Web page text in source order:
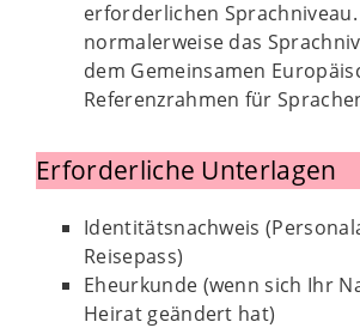
erforderlichen
normalerweise das
dem Gemeinsamen
Referenzrahmen für
Erforderliche Unterlagen
Identitätsnachweis
Reisepass)
Eheurkunde (wenn sich Ihr
Heirat geändert hat)